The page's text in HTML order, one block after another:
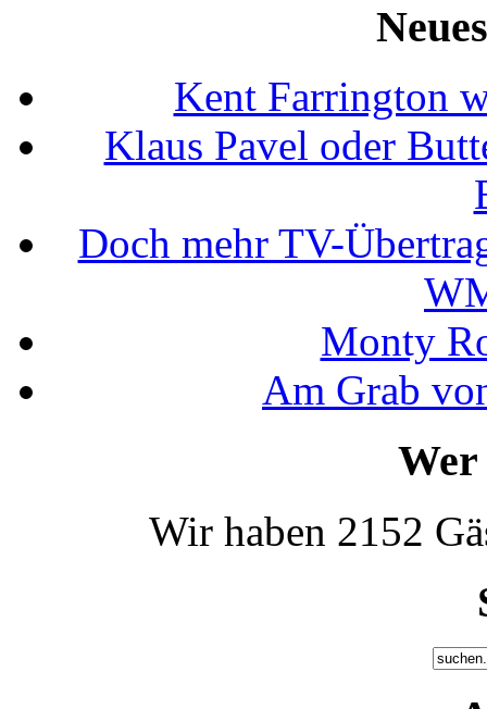
Kent Farrington
Klaus Pavel oder
Doch mehr TV-
Monty
Am Grab
Wir haben 2152